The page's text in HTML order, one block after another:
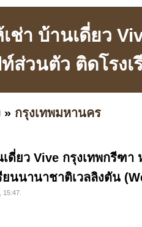
เช่า บ้านเดี่ยว
ส่วนตัว ติดโรง
» กรุงเทพมหานคร
เดี่ยว Vive กรุงเทพกรีฑ
นนานาชาติเวลลิงตัน